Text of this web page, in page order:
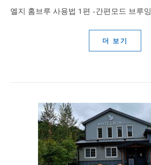
엘지 홈브루 사용법 1편 -간편모드 브루잉
더 보기